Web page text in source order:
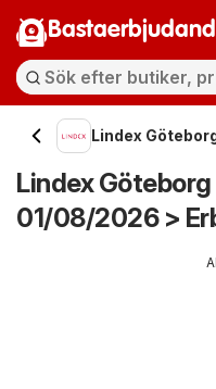
Lindex
Lindex
01/08/2026 >